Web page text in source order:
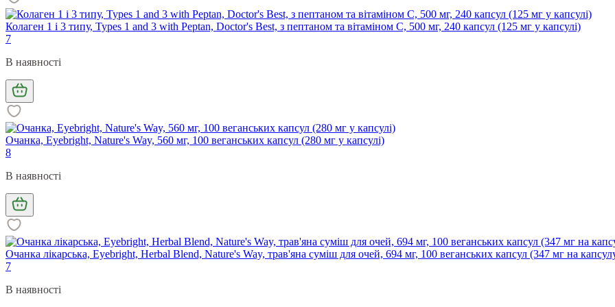
Колаген 1 і 3 типу, Types 1 and 3 with Peptan, Doctor's Best, з пептаном та вітаміном C, 500 мг, 240 капсул (125 мг у капсулі)
7
В наявності
Очанка, Eyebright, Nature's Way, 560 мг, 100 веганських капсул (280 мг у капсулі)
8
В наявності
Очанка лікарська, Eyebright, Herbal Blend, Nature's Way, трав'яна суміш для очей, 694 мг, 100 веганських капсул (347 мг на
7
В наявності